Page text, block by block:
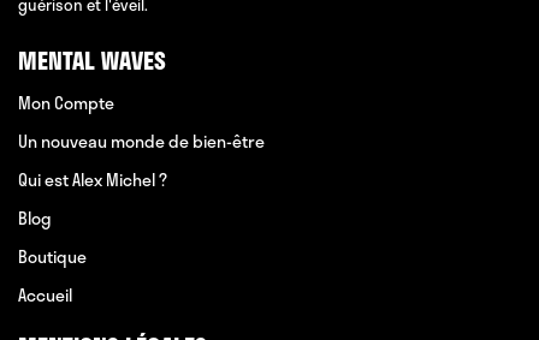
MENTAL WAVES
Mon Compte
Un nouveau monde de bien-être
Qui est Alex Michel ?
Blog
Boutique
Accueil